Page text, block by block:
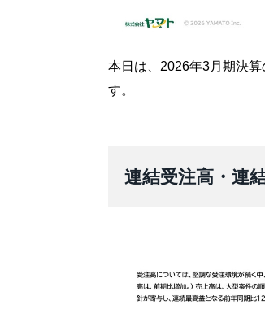
本日は、2026年3月期決
す。
連結受注高・連